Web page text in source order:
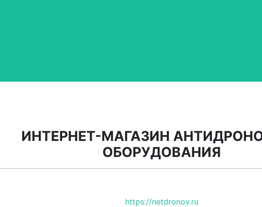
ИНТЕРНЕТ-МАГАЗИН
ОБОРУДОВАНИЯ
https://netdronov.ru